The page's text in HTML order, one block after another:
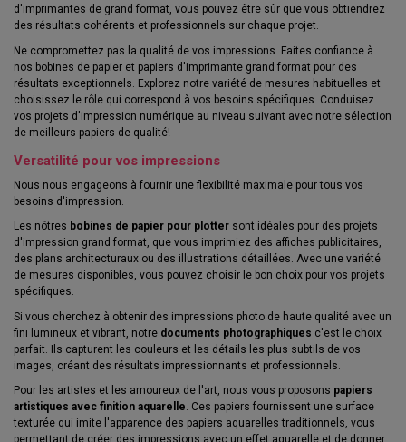
d'imprimantes de grand format, vous pouvez être sûr que vous obtiendrez
des résultats cohérents et professionnels sur chaque projet.
Ne compromettez pas la qualité de vos impressions. Faites confiance à
nos bobines de papier et papiers d'imprimante grand format pour des
résultats exceptionnels. Explorez notre variété de mesures habituelles et
choisissez le rôle qui correspond à vos besoins spécifiques. Conduisez
vos projets d'impression numérique au niveau suivant avec notre sélection
de meilleurs papiers de qualité!
Versatilité pour vos impressions
Nous nous engageons à fournir une flexibilité maximale pour tous vos
besoins d'impression.
Les nôtres bobines de papier pour plotter sont idéales pour des projets
d'impression grand format, que vous imprimiez des affiches publicitaires,
des plans architecturaux ou des illustrations détaillées. Avec une variété
de mesures disponibles, vous pouvez choisir le bon choix pour vos projets
spécifiques.
Si vous cherchez à obtenir des impressions photo de haute qualité avec un
fini lumineux et vibrant, notre documents photographiques c'est le choix
parfait. Ils capturent les couleurs et les détails les plus subtils de vos
images, créant des résultats impressionnants et professionnels.
Pour les artistes et les amoureux de l'art, nous vous proposons papiers
artistiques avec finition aquarelle. Ces papiers fournissent une surface
texturée qui imite l'apparence des papiers aquarelles traditionnels, vous